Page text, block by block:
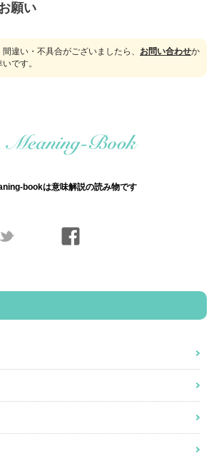
願い
違い・不具合がございましたら、 お問い合わせか
です。
bookは意味解説の読み物です